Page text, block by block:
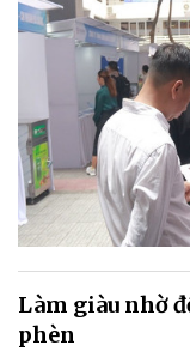
Làm giàu nhờ
phèn